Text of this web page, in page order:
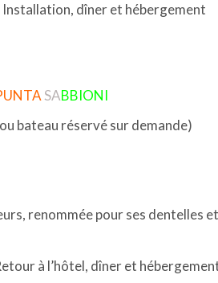
Installation, dîner et hébergement
SABBIONI
bateau réservé sur demande)
renommée pour ses dentelles
à l’hôtel, dîner et